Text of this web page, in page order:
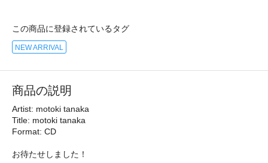
この商品に登録されているタグ
NEW ARRIVAL
商品の説明
Artist: motoki tanaka
Title: motoki tanaka
Format: CD
お待たせしました！